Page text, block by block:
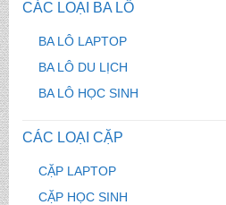
CÁC LOẠI BA LÔ
BA LÔ LAPTOP
BA LÔ DU LỊCH
BA LÔ HỌC SINH
CÁC LOẠI CẶP
CẶP LAPTOP
CẶP HỌC SINH